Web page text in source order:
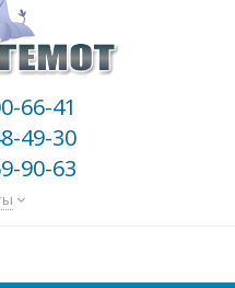
66-41
49-30
90-63